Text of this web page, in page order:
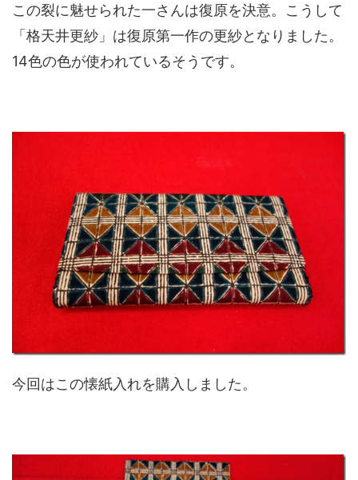
この裂に魅せられた一さんは復原を決意。こうして
「格天井更紗」は復原第一作の更紗となりました。
14色の色が使われているそうです。
今回はこの懐紙入れを購入しました。